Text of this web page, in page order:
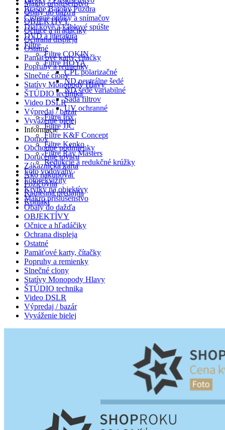
Makro príslušenstvo
Obaly do dažďa
OBJEKTÍVY
Očnice a hľadáčiky
Ochrana displeja
Ostatné
Pamäťové karty, čítačky
Popruhy a remienky
Slnečné clony
Statívy Monopody Hlavy
ŠTÚDIO technika
Video DSLR
Výpredaj / bazár
Vyváženie bielej
Informácie
Domov
Obchodné podmienky
Doručenie tovaru
Zákaznícka karta
Ako nakupovať
Požičovňa
Kamenná predajňa
Kontakt
Brašne Batohy Púzdra
Čistenie optiky a snímačov
Diaľkové a káblové spúšte
DVD a literatúra
Filtre
Filtre COKIN
Filtre HOYA
CPL polarizačné
ND neutrálne šedé
ND šedé variabilné
Sada filtrov
UV ochranné
Filtre Irix
Filtre JJC
Filtre K&F Concept
Filtre Kenko
Filtre Ray Masters
Redukcie a redukčné krúžky
Foto vodováhy
Fotorekvizity
Krytky na objektívy
Makro príslušenstvo
Obaly do dažďa
OBJEKTÍVY
Očnice a hľadáčiky
Ochrana displeja
Ostatné
Pamäťové karty, čítačky
Popruhy a remienky
Slnečné clony
Statívy Monopody Hlavy
ŠTÚDIO technika
Video DSLR
Výpredaj / bazár
Vyváženie bielej